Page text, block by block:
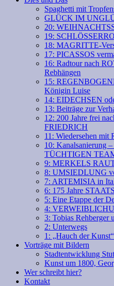
Spaghetti mit
GLÜCK IM
20:
19:
18: MAGRITTE-
17: PICASSOS
16: Radtour nach
Rebhängen
15:
Königin Luise
14: EIDECHSEN
13: Beiträge zur
12: 200 Jahre frei
FRIEDRICH
11: Wiedersehen
10: Kanalsanierung
TÜCHTIGEN
9: MERKELS
8: UMSIEDLUNG
7: ARTEMISIA in
6: 175 Jahre
5: Eine Etappe der
4:
3: Tobias Rehberger
2: Unterwegs
1: „Hauch der
Vorträge mit Bildern
Stadtentwicklung
Kunst um 1800,
Wer schreibt hier?
Kontakt